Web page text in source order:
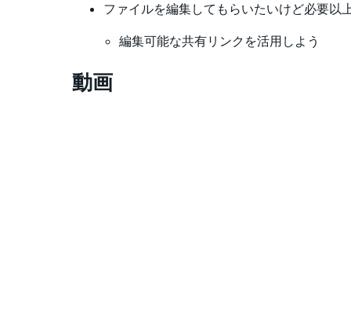
ファイルを編集してもらいたいけど必要以
編集可能な共有リンクを活用しよう
動画